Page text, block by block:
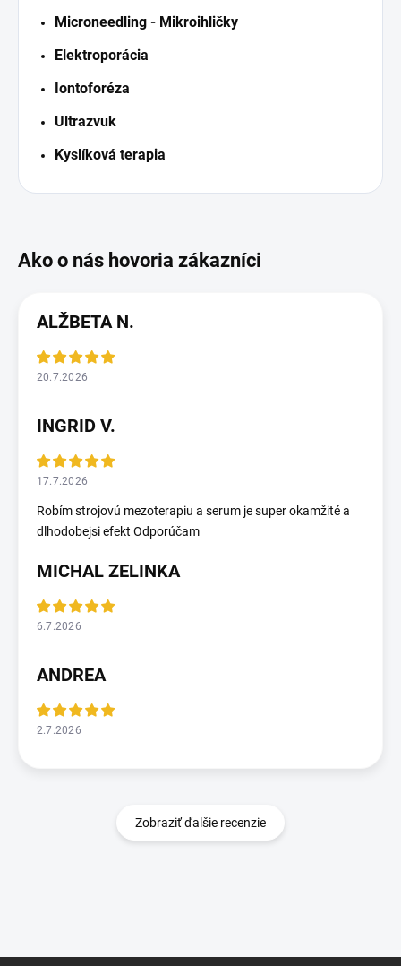
Microneedling - Mikroihličky
Elektroporácia
ontoforéza
Ultrazvuk
Kyslíková terapia
ALŽBETA N.
20.7.2026
INGRID V.
17.7.2026
Robím strojovú mezoterapiu a serum je super okamžité a
dlhodobejsi efekt Odporúčam
MICHAL ZELINKA
6.7.2026
ANDREA
2.7.2026
Zobraziť ďalšie recenzie